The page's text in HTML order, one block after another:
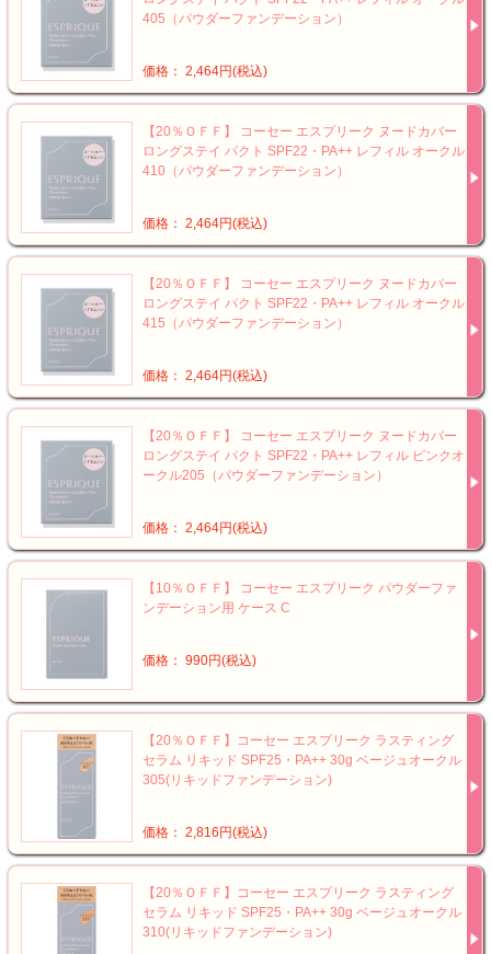
405（パウダーファンデーション）
価格： 2,464円(税込)
【20％ＯＦＦ】 コーセー エスプリーク ヌードカバー
ロングステイ パクト SPF22・PA++ レフィル オークル
410（パウダーファンデーション）
価格： 2,464円(税込)
【20％ＯＦＦ】 コーセー エスプリーク ヌードカバー
ロングステイ パクト SPF22・PA++ レフィル オークル
415（パウダーファンデーション）
価格： 2,464円(税込)
【20％ＯＦＦ】 コーセー エスプリーク ヌードカバー
ロングステイ パクト SPF22・PA++ レフィル ピンクオ
ークル205（パウダーファンデーション）
価格： 2,464円(税込)
【10％ＯＦＦ】 コーセー エスプリーク パウダーファ
ンデーション用 ケース C
価格： 990円(税込)
【20％ＯＦＦ】コーセー エスプリーク ラスティング
セラム リキッド SPF25・PA++ 30g ベージュオークル
305(リキッドファンデーション)
価格： 2,816円(税込)
【20％ＯＦＦ】コーセー エスプリーク ラスティング
セラム リキッド SPF25・PA++ 30g ベージュオークル
310(リキッドファンデーション)